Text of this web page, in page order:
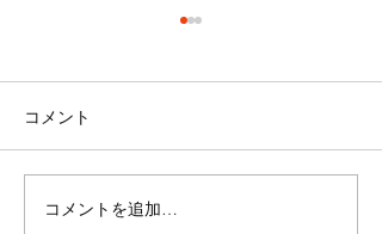
避難訓練
コメント
コメントを追加…